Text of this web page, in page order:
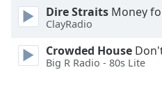
Dire Straits Money
ClayRadio
Crowded House
Big R Radio - 80s Lite